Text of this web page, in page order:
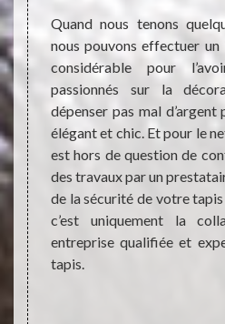
très
a
des
pour
Il
sans
Quand nous tenons
nous pouvons effectuer un
considérable pour
passionnés sur la
dépenser pas mal
élégant et chic. Et pour le
est hors de question de
des travaux par un
de la sécurité de votre
c’est uniquement la
entreprise qualifiée et
tapis.